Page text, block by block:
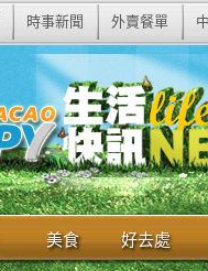
時事新聞 外賣餐單
美食 好去處